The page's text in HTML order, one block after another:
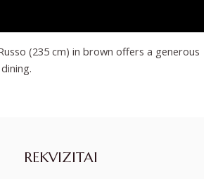
(235 cm) in brown offers a generous
REKVIZITAI